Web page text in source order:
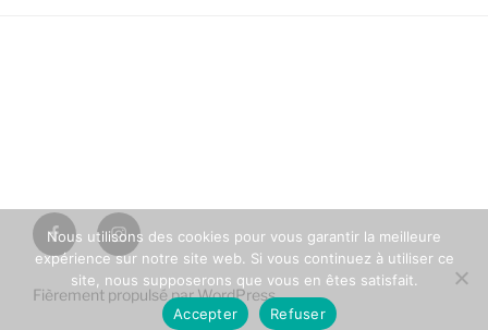
facebookInstagram
Fièrement propulsé par WordPress
Nous utilisons des cookies pour vous garantir la meilleure
expérience sur notre site web. Si vous continuez à utiliser ce
site, nous supposerons que vous en êtes satisfait.
Accepter
Refuser